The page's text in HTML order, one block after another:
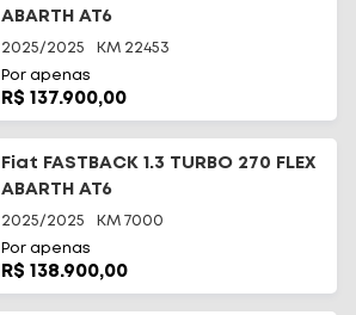
ABARTH AT6
2025/2025 KM 22453
Por apenas
R$ 137.900,00
Fiat FASTBACK 1.3 TURBO 270 FLEX
ABARTH AT6
2025/2025 KM 7000
Por apenas
R$ 138.900,00